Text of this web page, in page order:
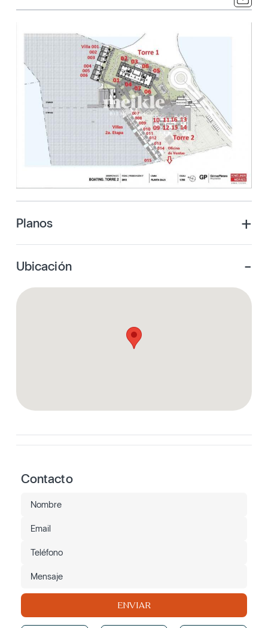
Planos +
Ubicación -
Contacto
ENVIAR